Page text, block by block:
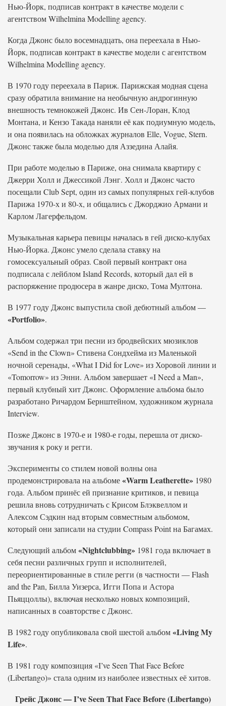
Нью-Йорк, подписав контракт в качестве модели с
агентством Wilhelmina Modelling agency.
Когда Джонс было восемнадцать, она переехала в Нью-
Йорк, подписав контракт в качестве модели с агентством
Wilhelmina Modelling agency.
В 1970 году переехала в Париж. Парижская модная сцена
сразу обратила внимание на необычную андрогинную
внешность темнокожей Джонс. Ив Сен-Лоран, Клод
Монтана, и Кензо Такада наняли её как подиумную модель,
и она появилась на обложках журналов Elle, Vogue, Stern.
Джонс также была моделью для Аззедина Алайя.
При работе моделью в Париже, она снимала квартиру с
Джерри Холл и Джессикой Лэнг. Холл и Джонс часто
посещали Club Sept, один из самых популярных гей-клубов
Парижа 1970-х и 80-х, и общались с Джорджио Армани и
Карлом Лагерфельдом.
Музыкальная карьера певицы началась в гей диско-клубах
Нью-Йорка. Джонс умело сделала ставку на
гомосексуальный образ. Свой первый контракт она
подписала с лейблом Island Records, который дал ей в
распоряжение продюсера в жанре диско, Тома Мултона.
В 1977 году Джонс выпустила свой дебютный альбом —
«Portfolio».
Альбом содержал три песни из бродвейских мюзиклов
«Send in the Clown» Стивена Сондхейма из Маленькой
ночной серенады, «What I Did for Love» из Хоровой линии и
«Tomorrow» из Энни. Альбом завершает «I Need a Man»,
первый клубный хит Джонс. Оформление альбома было
разработано Ричардом Бернштейном, художником журнала
Interview.
Позже Джонс в 1970-е и 1980-е годы, перешла от диско-
звучания к року и регги.
Эксперименты со стилем новой волны она
продемонстрировала на альбоме«Warm Leatherette» 1980
года. Альбом принёс ей признание критиков, и певица
решила вновь сотрудничать с Крисом Блэквеллом и
Алексом Сэдкин над вторым совместным альбомом,
который они записали на студии Compass Point на Багамах.
Следующий альбом«Nightclubbing» 1981 года включает в
себя песни различных групп и исполнителей,
переориентированные в стиле регги (в частности — Flash
and the Pan, Билла Уизерса, Игги Попа и Астора
Пьяццоллы), включая несколько новых композиций,
написанных в соавторстве с Джонс.
В 1982 году опубликовала свой шестой альбом«Living My
Life».
В 1981 году композиция «I’ve Seen That Face Before
(Libertango)» стала одним из наиболее известных её хитов.
Грейс Джонс — I’ve Seen That Face Before (Libertango)